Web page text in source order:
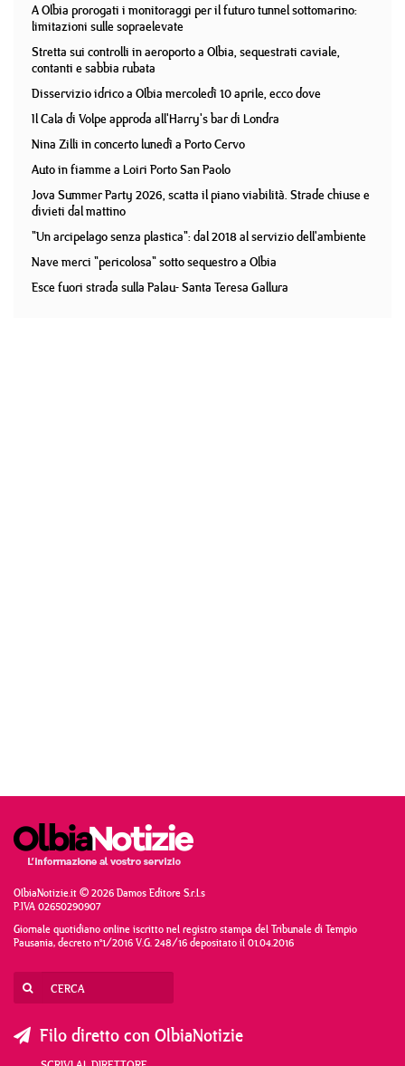
A Olbia prorogati i monitoraggi per il futuro tunnel sottomarino:
limitazioni sulle sopraelevate
Stretta sui controlli in aeroporto a Olbia, sequestrati caviale,
contanti e sabbia rubata
Disservizio idrico a Olbia mercoledì 10 aprile, ecco dove
Il Cala di Volpe approda all'Harry's bar di Londra
Nina Zilli in concerto lunedì a Porto Cervo
Auto in fiamme a Loiri Porto San Paolo
Jova Summer Party 2026, scatta il piano viabilità. Strade chiuse e
divieti dal mattino
"Un arcipelago senza plastica": dal 2018 al servizio dell'ambiente
Nave merci "pericolosa" sotto sequestro a Olbia
Esce fuori strada sulla Palau- Santa Teresa Gallura
OlbiaNotizie.it © 2026 Damos Editore S.r.l.s
P.IVA 02650290907
Giornale quotidiano online iscritto nel registro stampa del Tribunale di Tempio
Pausania, decreto n°1/2016 V.G. 248/16 depositato il 01.04.2016
Filo diretto con OlbiaNotizie